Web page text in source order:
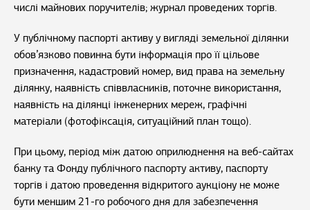
числі майнових поручителів; журнал проведених торгів.
У публічному паспорті активу у вигляді земельної ділянки
обов’язково повинна бути інформація про її цільове
призначення, кадастровий номер, вид права на земельну
ділянку, наявність співвласників, поточне використання,
наявність на ділянці інженерних мереж, графічні
матеріали (фотофіксація, ситуаційний план тощо).
При цьому, період між датою оприлюднення на веб-сайтах
банку та Фонду публічного паспорту активу, паспорту
торгів і датою проведення відкритого аукціону не може
бути меншим 21-го робочого дня для забезпечення